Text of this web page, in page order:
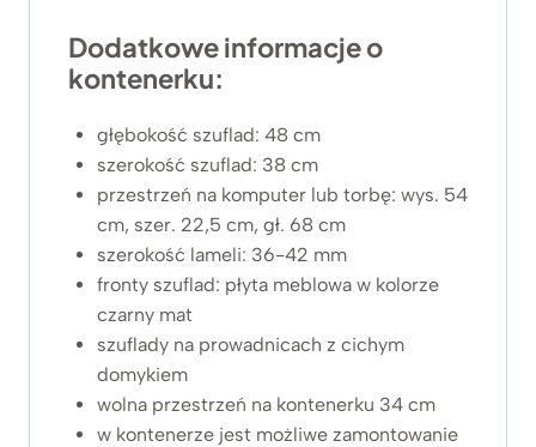
Dodatkowe informacje o
kontenerku:
głębokość szuflad: 48 cm
szerokość szuflad: 38 cm
przestrzeń na komputer lub torbę: wys. 54
cm, szer. 22,5 cm, gł. 68 cm
szerokość lameli: 36-42 mm
fronty szuflad: płyta meblowa w kolorze
czarny mat
szuflady na prowadnicach z cichym
domykiem
wolna przestrzeń na kontenerku 34 cm
w kontenerze jest możliwe zamontowanie